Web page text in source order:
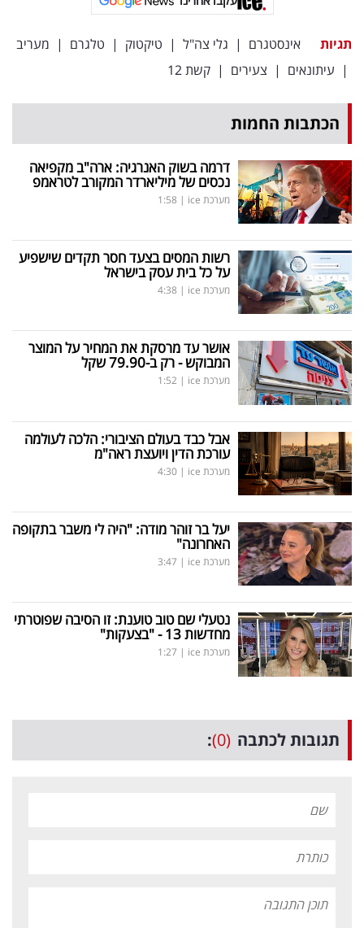
באייס
עקבו
אחרינו:
תגיות אינסטגרם | גלי צה"ל | טיקטוק | טלגרם | מעריב
| עיתונאים | צעירים | קשת 12
הכתבות החמות
דרמה בשוק האנרגיה: ארה"ב מקפיאה
נכסים של מיליארדר המקורב לטראמפ
מערכת ice |
1:58
רשות המסים בצעד חסר תקדים שישפיע
על כל בית עסק בישראל
מערכת ice |
4:38
אושר עד מרסקת את המחיר על המוצר
המבוקש - רק ב-79.90 שקל
מערכת ice |
1:52
אבל כבד בעולם הציבורי: הלכה לעולמה
עורכת הדין ויועצת ראה"מ
מערכת ice |
4:30
יעל בר זוהר מודה: "היה לי משבר בתקופה
האחרונה"
מערכת ice |
3:47
נטעלי שם טוב טוענת: זו הסיבה שפוטרתי
מחדשות 13 - "בצעקות"
מערכת ice |
1:27
תגובות לכתבה (0)
: